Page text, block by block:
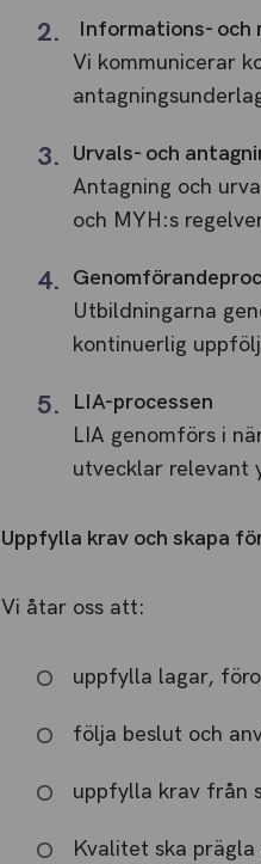
Informations- och
Vi kommunicerar
Urvals- och
Antagning och
och MYH:s
Utbildningarna
kontinuerlig
LIA-processen
LIA genomförs i
utvecklar relevant
Uppfylla krav och skapa
Vi åtar oss att:
uppfylla lagar,
följa beslut och
uppfylla krav från
Kvalitet ska